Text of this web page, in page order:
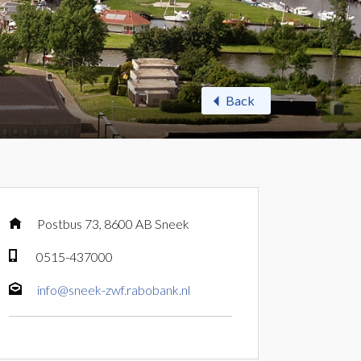
Back
Postbus 73, 8600 AB Sneek
0515-437000
info@sneek-zwf.rabobank.nl